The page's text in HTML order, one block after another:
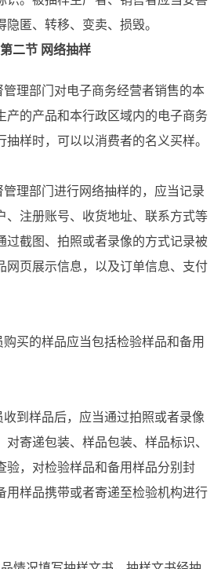
匿、转移、变卖、损毁。
第二节 网络抽样
管理部门对电子商务经营者销售的本
产的产品和本行政区域内的电子商务
样时，可以以消费者的名义买样。
管理部门进行网络抽样的，应当记录
、注册账号、收货地址、联系方式等
过截图、拍照或者录像的方式记录被
网页展示信息，以及订单信息、支付
购买的样品应当包括检验样品和备用
收到样品后，应当通过拍照或者录像
对寄递包装、样品包装、样品标识、
验，对检验样品和备用样品分别封
用样品携带或者寄递至检验机构进行